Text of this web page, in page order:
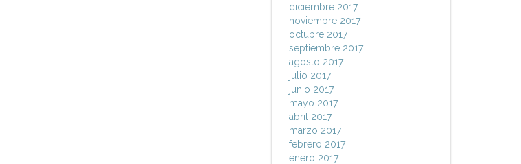
diciembre 2017
noviembre 2017
octubre 2017
septiembre 2017
agosto 2017
julio 2017
junio 2017
mayo 2017
abril 2017
marzo 2017
febrero 2017
enero 2017